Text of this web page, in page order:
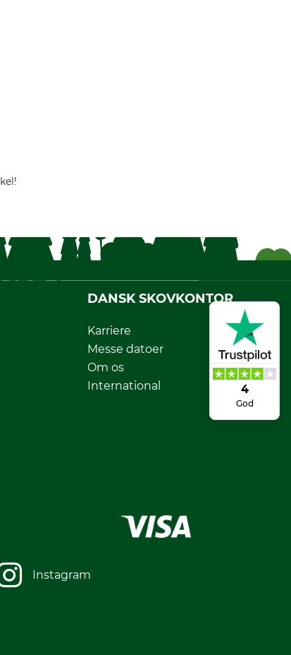
4
God
DANSK SKOVKONTOR
Karriere
Messe datoer
Om os
International
Instagram